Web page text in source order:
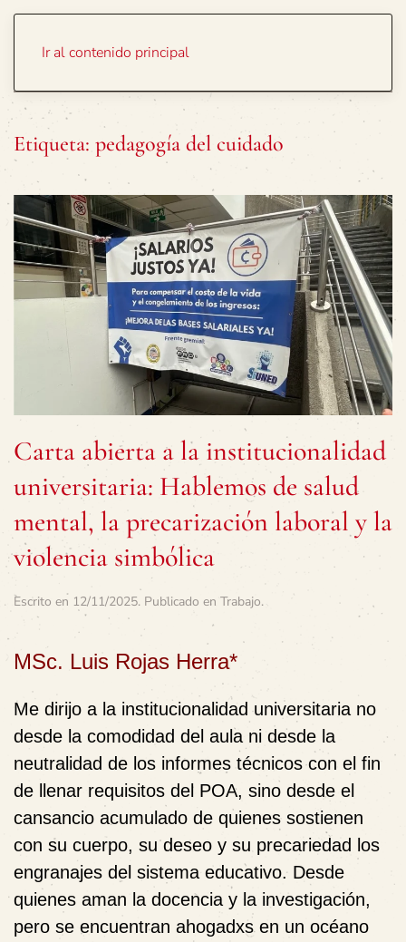
Ir al contenido principal
Etiqueta: pedagogía del cuidado
Carta abierta a la institucionalidad
universitaria: Hablemos de salud
mental, la precarización laboral y la
violencia simbólica
Escrito en 12/11/2025. Publicado en Trabajo.
MSc. Luis Rojas Herra*
Me dirijo a la institucionalidad universitaria no
desde la comodidad del aula ni desde la
neutralidad de los informes técnicos con el fin
de llenar requisitos del POA, sino desde el
cansancio acumulado de quienes sostienen
con su cuerpo, su deseo y su precariedad los
engranajes del sistema educativo. Desde
quienes aman la docencia y la investigación,
pero se encuentran ahogadxs en un océano